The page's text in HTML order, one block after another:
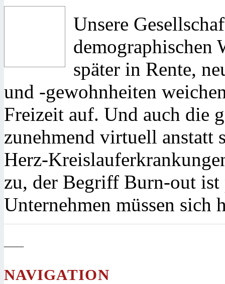
Unsere
demographischen
später in Rente,
und -gewohnheiten
Freizeit auf. Und auch die
zunehmend virtuell anstatt
Herz-
zu, der Begriff Burn-out
Unternehmen müssen
—
NAVIGATION